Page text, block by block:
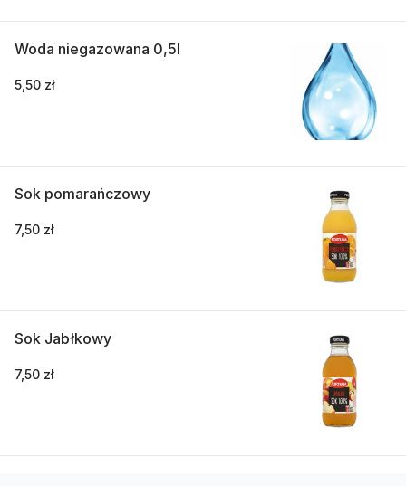
Woda niegazowana 0,5l
5,50 zł
Sok pomarańczowy
7,50 zł
Sok Jabłkowy
7,50 zł